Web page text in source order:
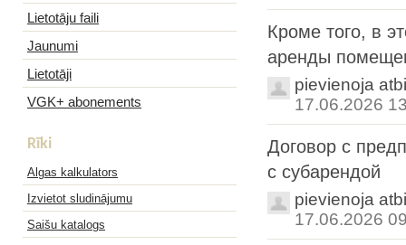
Lietotāju faili
Jaunumi
Lietotāji
VGK+ abonements
Rīki
Algas kalkulators
Izvietot sludinājumu
Saišu katalogs
Кроме того, в
аренды
pievienoja
17.06.2026
Договор с
с субарендой
pievienoja
17.06.2026